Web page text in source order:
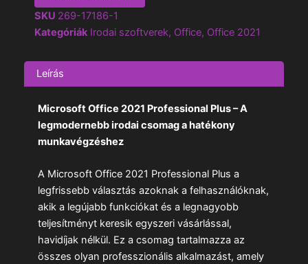
Plus
(BIND
mennyiség
SKU 269-17186-1
Kategóriák Irodai szoftverek, Office, Office 2021
Leírás
Microsoft Office 2021 Professional Plus – A
legmodernebb irodai csomag a hatékony
munkavégzéshez
A Microsoft Office 2021 Professional Plus a
legfrissebb választás azoknak a felhasználóknak,
akik a legújabb funkciókat és a legnagyobb
teljesítményt keresik egyszeri vásárlással,
havidíjak nélkül. Ez a csomag tartalmazza az
összes olyan professzionális alkalmazást, amely